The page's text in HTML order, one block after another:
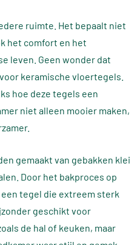
ruimte. Het bepaalt niet
het comfort en het
leven. Geen wonder dat
keramische vloertegels.
hoe deze tegels een
niet alleen mooier maken,
gemaakt van gebakken klei
Door het bakproces op
tegel die extreem sterk
geschikt voor
de hal of keuken, maar